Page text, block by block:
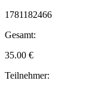
1781182466
Gesamt:
35.00 €
Teilnehmer: